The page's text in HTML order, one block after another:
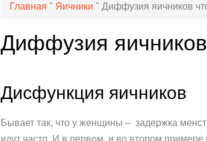
Главная " Яичники " Диффузия яичников
Диффузия яичников
Дисфункция яичников
Бывает так, что у женщины – задержка
идут часто. И в первом, и во втором примере